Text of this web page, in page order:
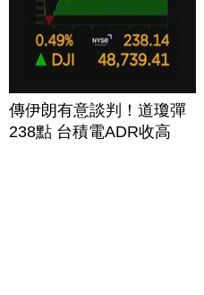
傳伊朗有意談判！道瓊彈
238點 台積電ADR收高